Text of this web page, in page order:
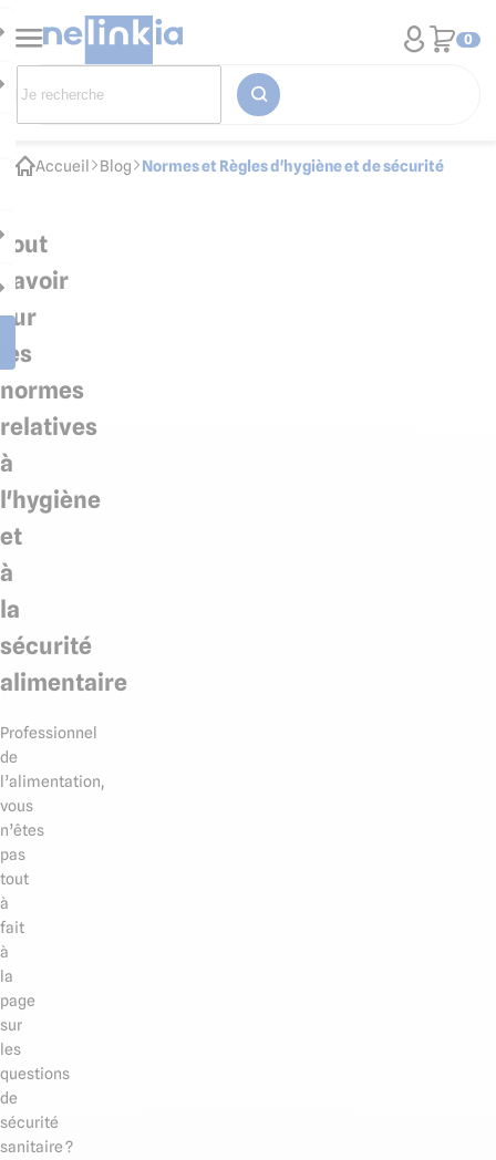
0
Accueil Blog Normes et Règles d'hygiène et de sécurité
Tout
savoir
sur
les
normes
relatives
à
l'hygiène
et
à
la
sécurité
alimentaire
Professionnel
de
l’alimentation,
vous
n’êtes
pas
tout
à
fait
à
la
page
sur
les
questions
de
sécurité
sanitaire ?